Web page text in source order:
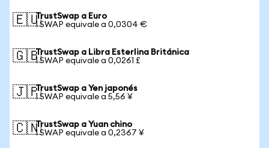
🇪🇺TrustSwap a Euro
1 SWAP equivale a 0,0304 €
🇬🇧TrustSwap a Libra Esterlina Británica
1 SWAP equivale a 0,0261 £
🇯🇵TrustSwap a Yen japonés
1 SWAP equivale a 5,56 ¥
🇨🇳TrustSwap a Yuan chino
1 SWAP equivale a 0,2367 ¥